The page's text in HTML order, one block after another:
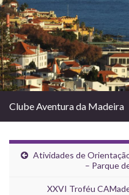
Clube Aventura da Madeira
Atividades de
– Parque
XXVI Troféu